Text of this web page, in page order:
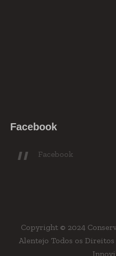
Facebook
Facebook
Copyright © 2024
Alentejo Todos os Direitos